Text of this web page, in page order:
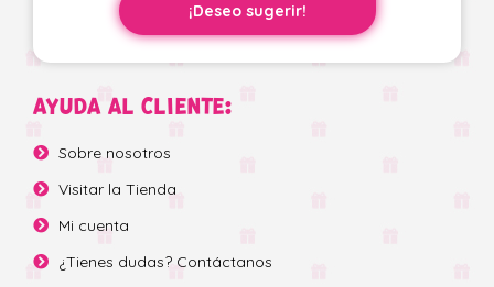
¡Deseo sugerir!
AYUDA AL CLIENTE:
Sobre nosotros
Visitar la Tienda
Mi cuenta
¿Tienes dudas? Contáctanos